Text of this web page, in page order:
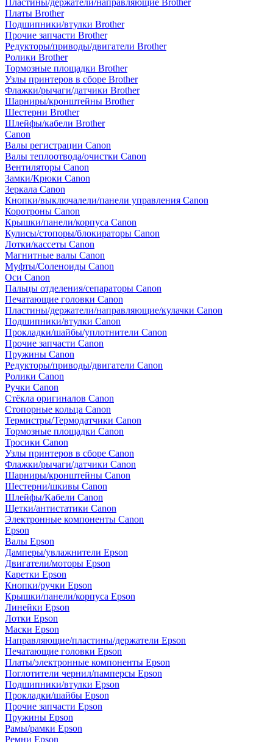
Пластины/держатели/направляющие Brother
Платы Brother
Подшипники/втулки Brother
Прочие запчасти Brother
Редукторы/приводы/двигатели Brother
Ролики Brother
Тормозные площадки Brother
Узлы принтеров в сборе Brother
Флажки/рычаги/датчики Brother
Шарниры/кронштейны Brother
Шестерни Brother
Шлейфы/кабели Brother
Canon
Валы регистрации Canon
Валы теплоотвода/очистки Canon
Вентиляторы Canon
Замки/Крюки Canon
Зеркала Canon
Кнопки/выключалели/панели управления Canon
Коротроны Canon
Крышки/панели/корпуса Canon
Кулисы/стопоры/блокираторы Canon
Лотки/кассеты Canon
Магнитные валы Canon
Муфты/Соленоиды Canon
Оси Canon
Пальцы отделения/сепараторы Canon
Печатающие головки Canon
Пластины/держатели/направляющие/кулачки Canon
Подшипники/втулки Canon
Прокладки/шайбы/уплотнители Canon
Прочие запчасти Canon
Пружины Canon
Редукторы/приводы/двигатели Canon
Ролики Canon
Ручки Canon
Стёкла оригиналов Canon
Стопорные кольца Canon
Термистры/Термодатчики Canon
Тормозные площадки Canon
Тросики Canon
Узлы принтеров в сборе Canon
Флажки/рычаги/датчики Canon
Шарниры/кронштейны Canon
Шестерни/шкивы Canon
Шлейфы/Кабели Canon
Щетки/антистатики Canon
Электронные компоненты Canon
Epson
Валы Epson
Дамперы/увлажнители Epson
Двигатели/моторы Epson
Каретки Epson
Кнопки/ручки Epson
Крышки/панели/корпуса Epson
Линейки Epson
Лотки Epson
Маски Epson
Направляющие/пластины/держатели Epson
Печатающие головки Epson
Платы/электронные компоненты Epson
Поглотители чернил/памперсы Epson
Подшипники/втулки Epson
Прокладки/шайбы Epson
Прочие запчасти Epson
Пружины Epson
Рамы/рамки Epson
Ремни Epson